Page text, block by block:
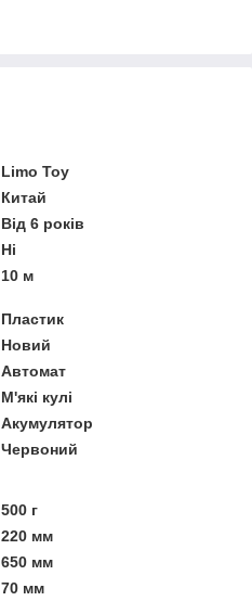
Limo Toy
Китай
Від 6 років
Ні
10 м
Пластик
Новий
Автомат
М'які кулі
Акумулятор
Червоний
500 г
220 мм
650 мм
70 мм